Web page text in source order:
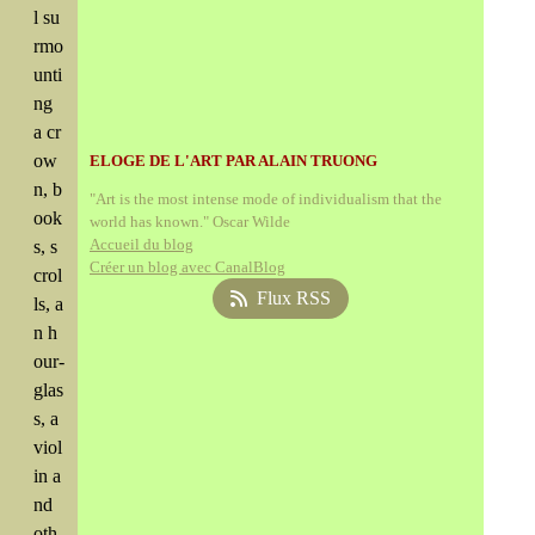
l su
rmo
unti
ng
a cr
ow
n, b
ook
s, s
crol
ls, a
n h
our-
glas
s, a
viol
in a
nd
ELOGE DE L'ART PAR ALAIN TRUONG
"Art is the most intense mode of individualism that the
world has known." Oscar Wilde
Accueil du blog
Créer un blog avec CanalBlog
Flux RSS